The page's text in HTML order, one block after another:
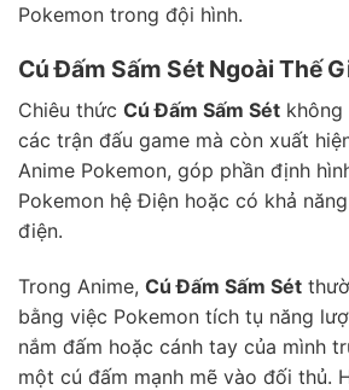
Pokemon trong đội hình.
Cú Đấm Sấm Sét Ngoài Thế
Chiêu thức Cú Đấm Sấm Sét
các trận đấu game mà còn xuất
Anime Pokemon, góp phần định
Pokemon hệ Điện hoặc có khả
điện.
Trong Anime, Cú Đấm Sấm Sét
bằng việc Pokemon tích tụ năng
nắm đấm hoặc cánh tay của mình
một cú đấm mạnh mẽ vào đối thủ.